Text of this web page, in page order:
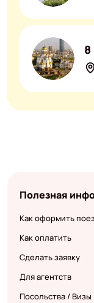
8
Полезная
Как оформить
Как оплатить
Сделать заявку
Для агентств
Посольства / Визы